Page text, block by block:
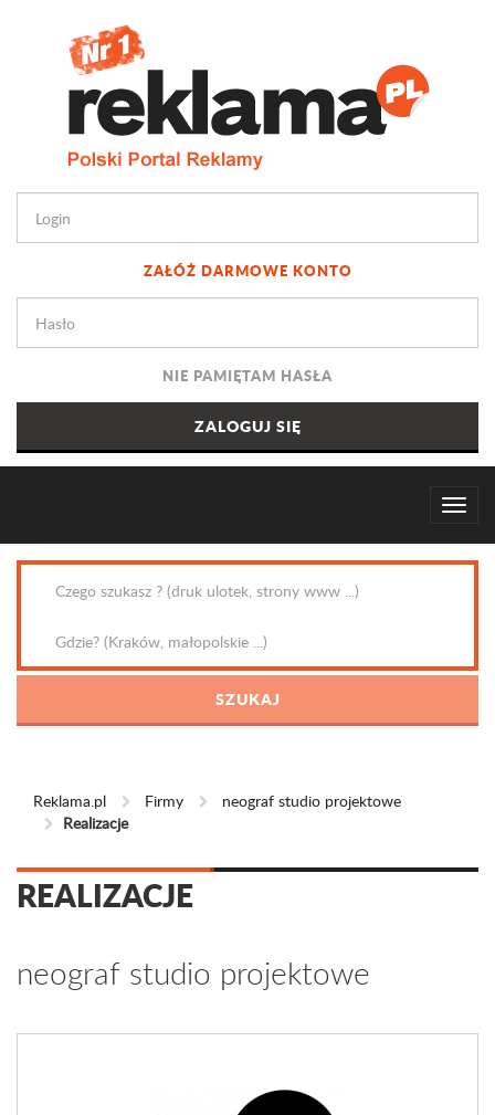
ZAŁÓŻ DARMOWE KONTO
NIE PAMIĘTAM HASŁA
Reklama.pl Firmy
neograf studio projektowe
Realizacje
REALIZACJE
neograf studio projektowe